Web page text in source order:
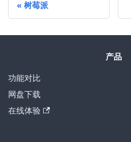
树莓派
产品
功能对比
网盘下载
在线体验